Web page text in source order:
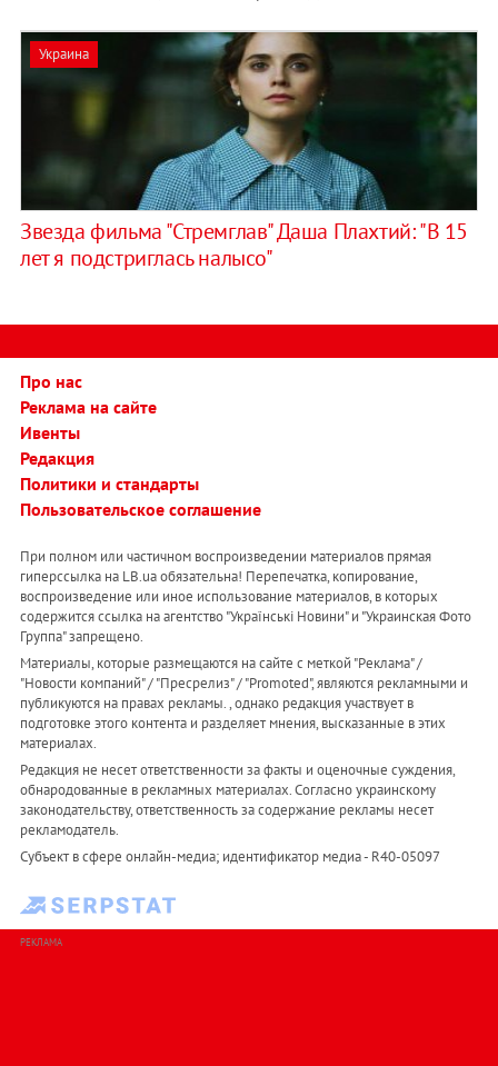
Украина
Звезда фильма "Стремглав" Даша Плахтий: "В 15
лет я подстриглась налысо"
Про нас
Реклама на сайте
Ивенты
Редакция
Политики и стандарты
Пользовательское соглашение
При полном или частичном воспроизведении материалов прямая
гиперссылка на LB.ua обязательна! Перепечатка, копирование,
воспроизведение или иное использование материалов, в которых
содержится ссылка на агентство "Українськi Новини" и "Украинская Фото
Группа" запрещено.
Материалы, которые размещаются на сайте с меткой "Реклама" /
"Новости компаний" / "Пресрелиз" / "Promoted", являются рекламными и
публикуются на правах рекламы. , однако редакция участвует в
подготовке этого контента и разделяет мнения, высказанные в этих
материалах.
Редакция не несет ответственности за факты и оценочные суждения,
обнародованные в рекламных материалах. Согласно украинскому
законодательству, ответственность за содержание рекламы несет
рекламодатель.
Субъект в сфере онлайн-медиа; идентификатор медиа - R40-05097
РЕКЛАМА